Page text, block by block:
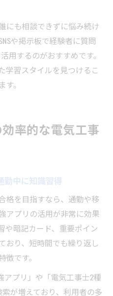
にも相談できずに悩み続け
や掲示板で経験者に質問
用するのがおすすめです。
学習スタイルを見つけるこ
。
率的な電気工事
勤中に知識習得
格を目指すなら、通勤や移
アプリの活用が非常に効果
や暗記カード、重要ポイン
おり、短時間でも繰り返し
です。
アプリ」や「電気工事士2種
が増えており、利用者の多